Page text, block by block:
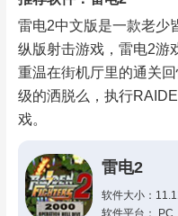
雷电2中文版是一款老少
纵版射击游戏，雷电2游
重温在街机厅里的通关
级的洒脱么，执行
戏。
雷电2
软件大小：
软件平台： PC